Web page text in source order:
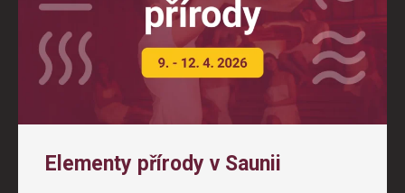
Elementy přírody v Saunii